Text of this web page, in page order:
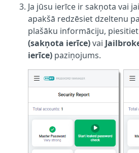
Ja jūsu ierīce ir sakņota vai
apakšā redzēsiet dzeltenu
plašāku informāciju, piesitiet
(sakņota ierīce)vai
ierīce) paziņojums.